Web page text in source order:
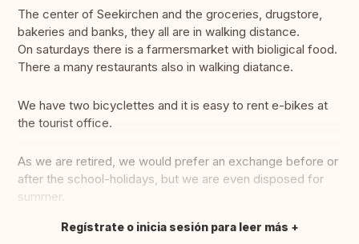
The center of Seekirchen and the groceries, drugstore,
bakeries and banks, they all are in walking distance.
On saturdays there is a farmersmarket with bioligical food.
There a many restaurants also in walking diatance.
We have two bicyclettes and it is easy to rent e-bikes at
the tourist office.
As we are retired, we would prefer an exchange before or
after the school-holidays, but we are even disposed for
summer.
Traducir
Regístrate o inicia sesión para leer más